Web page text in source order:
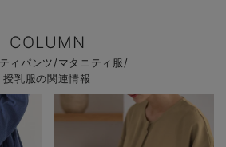
COLUMN
ィパンツ/マタニティ服/
授乳服の関連情報